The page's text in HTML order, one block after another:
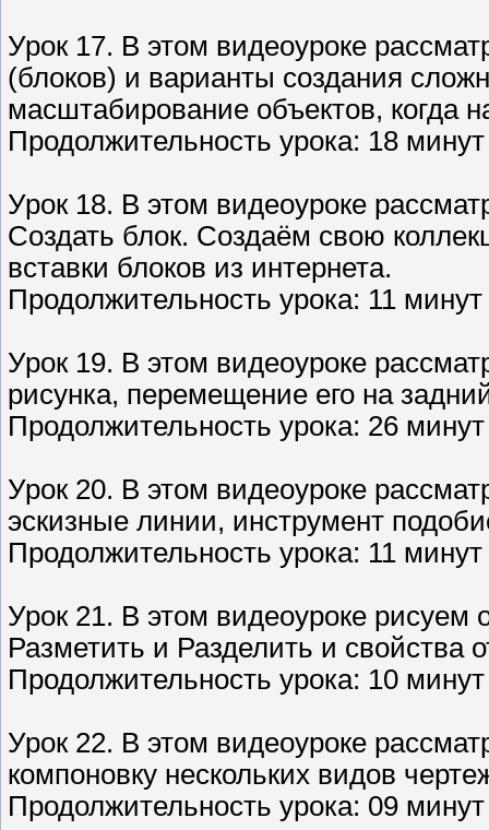
Урок 17. В этом видеоуроке
(блоков) и варианты создания
масштабирование объектов, когда
Продолжительность урока: 18
Урок 18. В этом видеоуроке
Создать блок. Создаём свою
вставки блоков из интернета.
Продолжительность урока: 11
Урок 19. В этом видеоуроке
рисунка, перемещение его на
Продолжительность урока: 26
Урок 20. В этом видеоуроке
эскизные линии, инструмент
Продолжительность урока: 11
Урок 21. В этом видеоуроке рисуем
Разметить и Разделить и свойства
Продолжительность урока: 10
Урок 22. В этом видеоуроке
компоновку нескольких видов
Продолжительность урока: 09